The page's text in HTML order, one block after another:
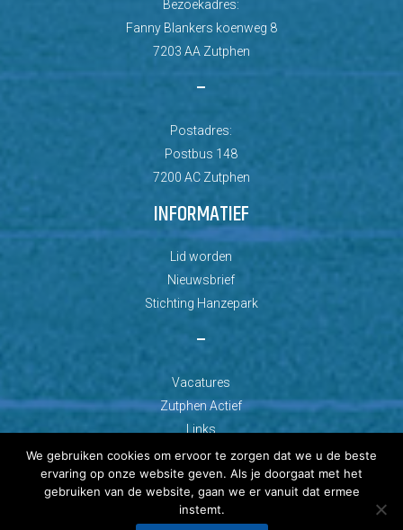
Bezoekadres:
Fanny Blankers koenweg 8
7203 AA Zutphen
–
Postadres:
Postbus 148
7200 AC Zutphen
INFORMATIEF
Lid worden
Nieuwsbrief
Stichting Hanzepark
–
Vacatures
Zutphen Actief
Links
© Copyright 2026 AZC Zutphen
We gebruiken cookies om ervoor te zorgen dat we u de beste
ervaring op onze website geven. Als je doorgaat met het
gebruiken van de website, gaan we er vanuit dat ermee
instemt.